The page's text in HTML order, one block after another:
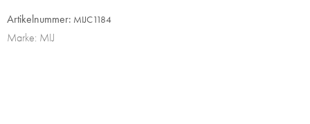
Artikelnummer: MIJC1184
Marke: MIJ